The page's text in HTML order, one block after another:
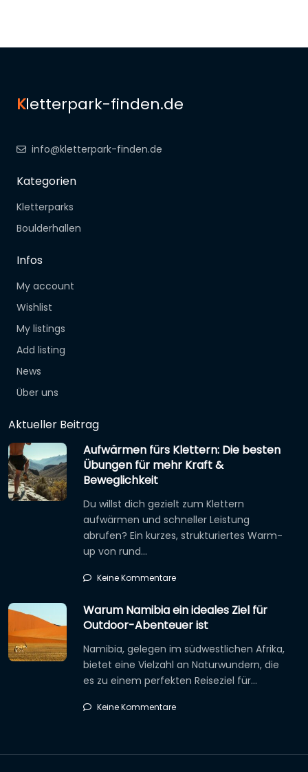
Kletterpark-finden.de
info@kletterpark-finden.de
Kategorien
Kletterparks
Boulderhallen
Infos
My account
Wishlist
My listings
Add listing
News
Über uns
Aktueller Beitrag
Aufwärmen fürs Klettern: Die besten
Übungen für mehr Kraft &
Beweglichkeit
Du willst dich gezielt zum Klettern
aufwärmen und schneller Leistung
abrufen? Ein kurzes, strukturiertes Warm-
up von rund…
Keine Kommentare
Warum Namibia ein ideales Ziel für
Outdoor-Abenteuer ist
Namibia, gelegen im südwestlichen Afrika,
bietet eine Vielzahl an Naturwundern, die
es zu einem perfekten Reiseziel für…
Keine Kommentare